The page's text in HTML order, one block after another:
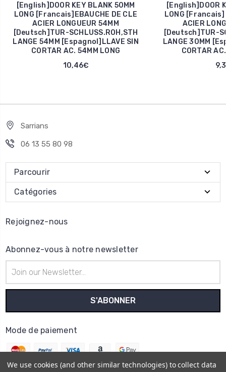
[English]DOOR KEY BLANK 50MM
LONG [Francais]EBAUCHE DE CLE
ACIER LONGUEUR 54MM
[Deutsch]TUR-SCHLUSS.ROH,STH
LANGE 54MM [Espagnol]LLAVE SIN
CORTAR AC. 54MM LONG
10,46€
[English]DOOR
LONG
ACIER
[Deutsch]TUR-
LANGE 30MM
CORTAR
Sarrians
06 13 55 80 98
Parcourir
Catégories
Rejoignez-nous
Abonnez-vous à notre newsletter
e-
mail
Mode de paiement
We use cookies (and other similar technologies) to collect data